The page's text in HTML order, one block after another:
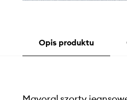
Opis produktu